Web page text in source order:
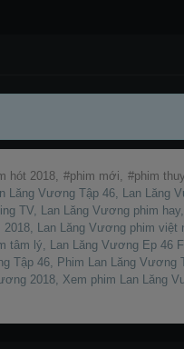
hót 2018, phim mới, phim
Vương Tập 46, Lan Lăng
TV, Lan Lăng Vương phim
Lan Lăng Vương phim việt
lý, Lan Lăng Vương Ep 46
Tập 46, Phim Lan Lăng Vương
2018, Xem phim Lan Lăng